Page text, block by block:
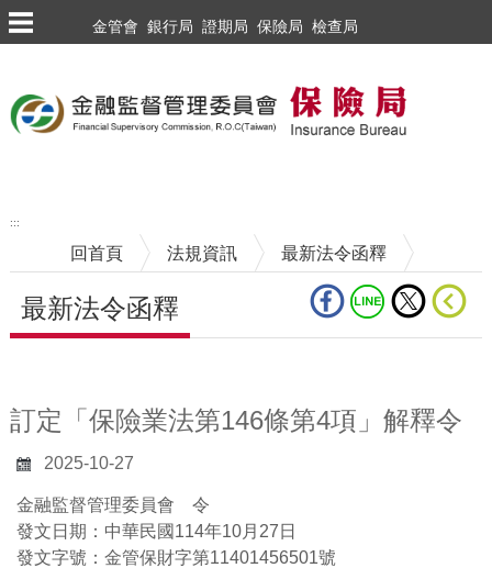
跳到主要內容區塊
金管會 銀行局 證期局 保險局 檢查局
:::
回首頁 法規資訊 最新法令函釋
最新法令函釋
訂定「保險業法第146條第4項」解釋令
2025-10-27
金融監督管理委員會 令
發文日期：中華民國114年10月27日
發文字號：金管保財字第11401456501號